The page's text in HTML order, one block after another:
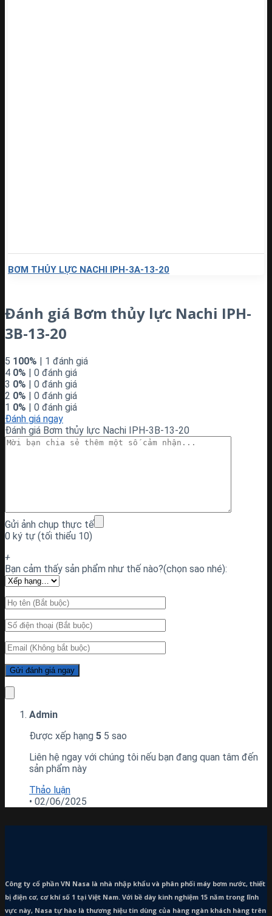
BƠM THỦY LỰC NACHI IPH-3A-13-20
Đánh giá Bơm thủy lực Nachi IPH-
3B-13-20
5 100% | 1 đánh giá
4 0% | 0 đánh giá
3 0% | 0 đánh giá
2 0% | 0 đánh giá
1 0% | 0 đánh giá
Đánh giá ngay
Đánh giá Bơm thủy lực Nachi IPH-3B-13-20
Gửi ảnh chụp thực tế
0 ký tự (tối thiểu 10)
+
Bạn cảm thấy sản phẩm như thế nào?(chọn sao nhé):
Admin
Được xếp hạng 5 5 sao
Liên hệ ngay với chúng tôi nếu bạn đang quan tâm đến
sản phẩm này
Thảo luận
• 02/06/2025
Công ty cổ phần VN Nasa là nhà nhập khẩu và phân phối máy bơm nước, thiết
bị điện cơ, cơ khí số 1 tại Việt Nam. Với bề dày kinh nghiệm 15 năm trong lĩnh
vực này, Nasa tự hào là thương hiệu tin dùng của hàng ngàn khách hàng trên